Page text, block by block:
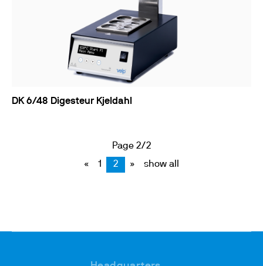
DK 6/48 Digesteur Kjeldahl
Page 2/2
« 1 2 » show all